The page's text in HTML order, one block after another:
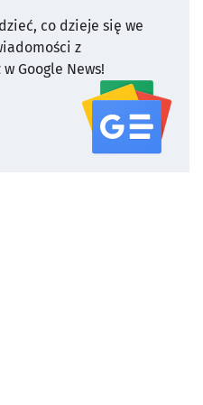
co dzieje się we
z
Google News!
serwisu